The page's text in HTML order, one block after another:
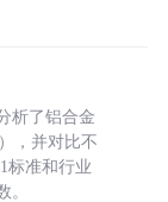
析了铝合金
，并对比不
标准和行业
。